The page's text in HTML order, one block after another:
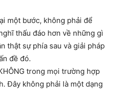
một bước, không phải để
thấu đáo hơn về những gì
thật sự phía sau và giải pháp
đề đó.
trong mọi trường hợp
Đây không phải là một dạng